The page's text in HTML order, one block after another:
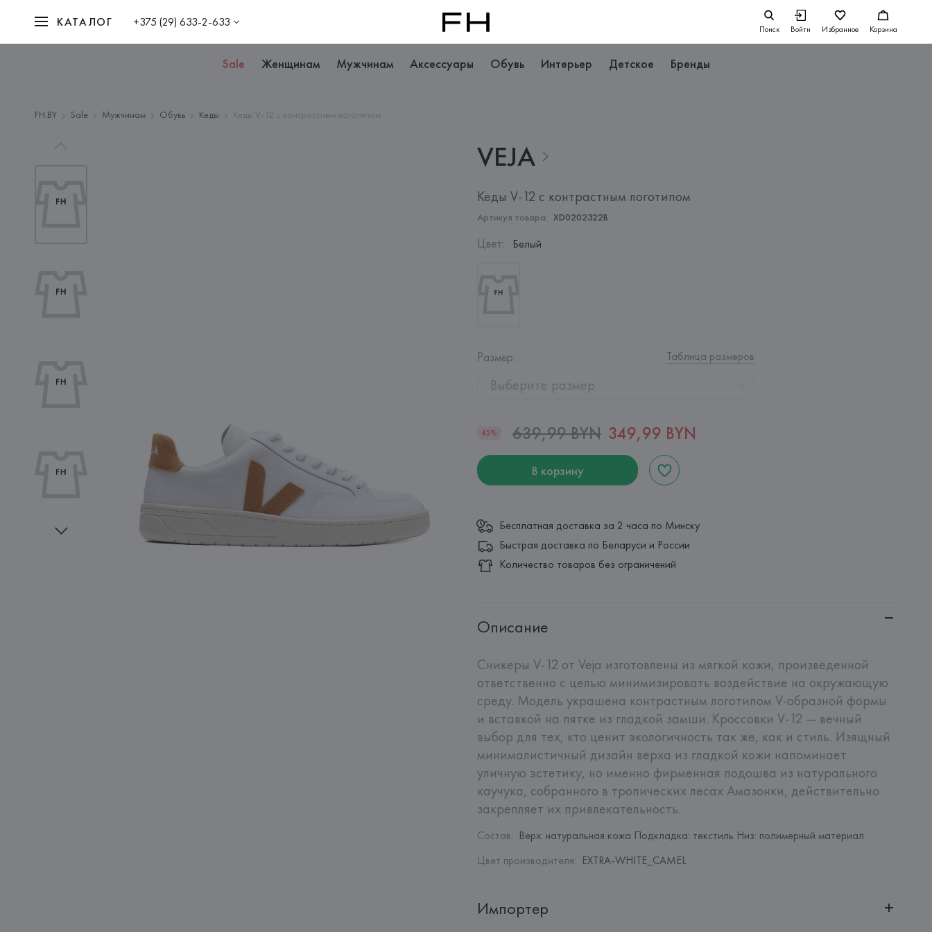
КАТАЛОГ +375 (29) 633-2-633 Поиск Войти Избранное Корзина
Sale Женщинам Мужчинам Аксессуары Обувь Интерьер Детское Бренды
FH.BY Sale Мужчинам Обувь Кеды Кеды V-12 с контрастным логотипом
VEJA
Кеды V-12 с контрастным логотипом
Артикул товара: XD0202322B
Цвет: Белый
Размер: Таблица размеров
Выберите размер
45% 639,99 BYN 349,99 BYN
В корзину
Бесплатная доставка за 2 часа по Минску
Быстрая доставка по Беларуси и России
Количество товаров без ограничений
Описание
Сникеры V-12 от Veja изготовлены из мягкой кожи, произведенной
ответственно с целью минимизировать воздействие на окружающую
среду. Модель украшена контрастным логотипом V-образной формы
и вставкой на пятке из гладкой замши. Кроссовки V-12 — вечный
выбор для тех, кто ценит экологичность так же, как и стиль. Изящный
минималистичный дизайн верха из гладкой кожи напоминает
уличную эстетику, но именно фирменная подошва из натурального
каучука, собранного в тропических лесах Амазонки, действительно
закрепляет их привлекательность.
Состав: Верх: натуральная кожа Подкладка: текстиль Низ: полимерный материал
Цвет производителя: EXTRA-WHITE_CAMEL
Импортер